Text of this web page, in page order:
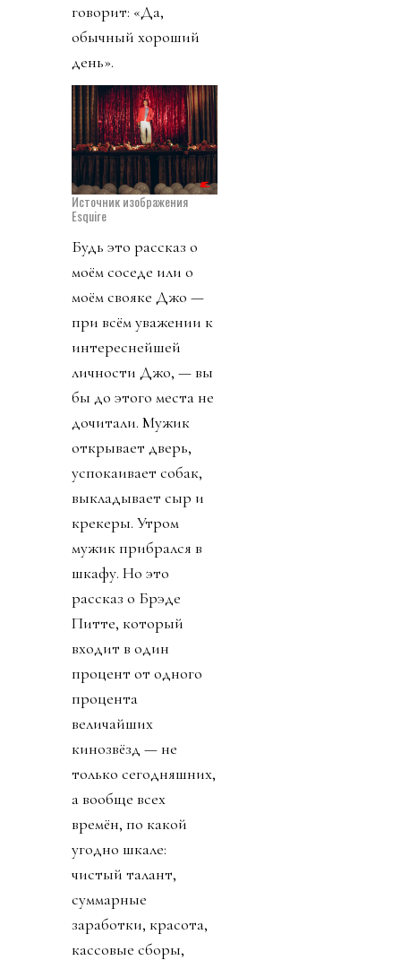
говорит: «Да,
обычный хороший
день».
Источник изображения
Esquire
Будь это рассказ о
моём соседе или о
моём свояке Джо —
при всём уважении к
интереснейшей
личности Джо, — вы
бы до этого места не
дочитали. Мужик
открывает дверь,
успокаивает собак,
выкладывает сыр и
крекеры. Утром
мужик прибрался в
шкафу. Но это
рассказ о Брэде
Питте, который
входит в один
процент от одного
процента
величайших
кинозвёзд — не
только сегодняшних,
а вообще всех
времён, по какой
угодно шкале:
чистый талант,
суммарные
заработки, красота,
кассовые сборы,